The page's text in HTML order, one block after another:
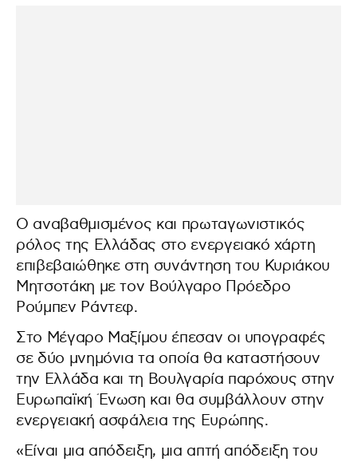
Ο αναβαθμισμένος και πρωταγωνιστικός
ρόλος της Ελλάδας στο ενεργειακό χάρτη
επιβεβαιώθηκε στη συνάντηση του Κυριάκου
Μητσοτάκη με τον Βούλγαρο Πρόεδρο
Ρούμπεν Ράντεφ.
Στο Μέγαρο Μαξίμου έπεσαν οι υπογραφές
σε δύο μνημόνια τα οποία θα καταστήσουν
την Ελλάδα και τη Βουλγαρία παρόχους στην
Ευρωπαϊκή Ένωση και θα συμβάλλουν στην
ενεργειακή ασφάλεια της Ευρώπης.
«Είναι μια απόδειξη, μια απτή απόδειξη του